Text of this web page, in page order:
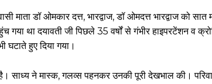
माता डॉ ओमकार दत्त, भारद्वाज, डॉ ओमदत्त भारद्वाज
था दयावती जी पिछले 35 वर्षों से गंभीर हाइपरटेंशन व
हुए दिया गया।
है। साध्य ने मास्क, गलव्स पहनकर उनकी पूरी देखभाल की।